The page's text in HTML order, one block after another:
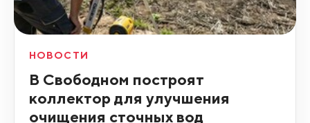
НОВОСТИ
В Свободном построят
коллектор для улучшения
очищения сточных вод